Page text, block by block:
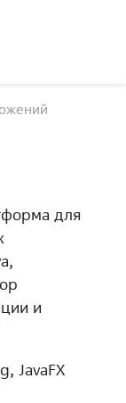
для
и
JavaFX